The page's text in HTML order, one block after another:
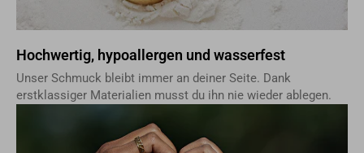
Hochwertig, hypoallergen und wasserfest
Unser Schmuck bleibt immer an deiner Seite. Dank
erstklassiger Materialien musst du ihn nie wieder ablegen.